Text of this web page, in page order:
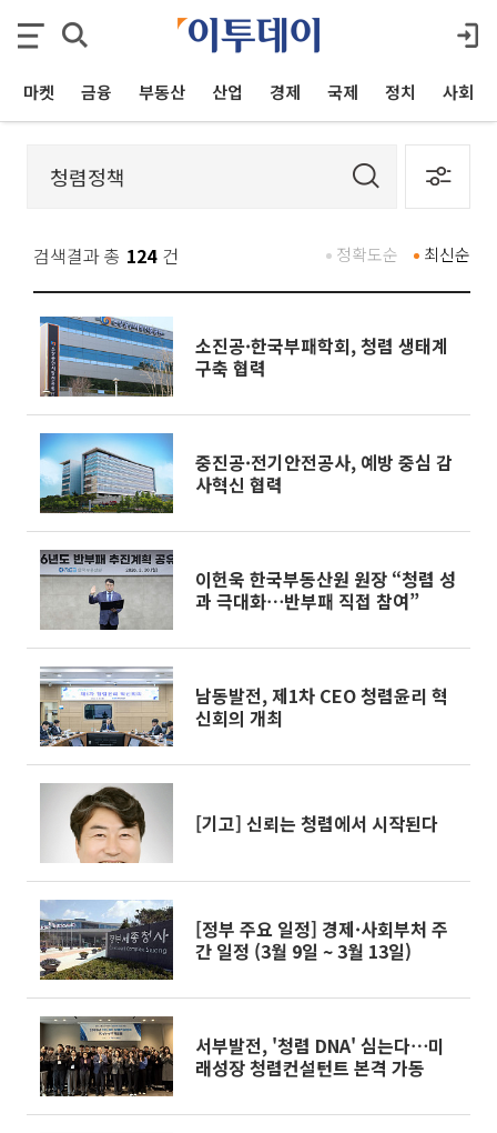
마켓 금융 부동산 산업 경제 국제 정치 사회
검색결과 총 124 건 최신순
정확도순
소진공·한국부패학회, 청렴 생태계
구축 협력
중진공·전기안전공사, 예방 중심 감
사혁신 협력
이헌욱 한국부동산원 원장 “청렴 성
과 극대화⋯반부패 직접 참여”
남동발전, 제1차 CEO 청렴윤리 혁
신회의 개최
[기고] 신뢰는 청렴에서 시작된다
[정부 주요 일정] 경제·사회부처 주
간 일정 (3월 9일 ~ 3월 13일)
서부발전, '청렴 DNA' 심는다⋯미
래성장 청렴컨설턴트 본격 가동